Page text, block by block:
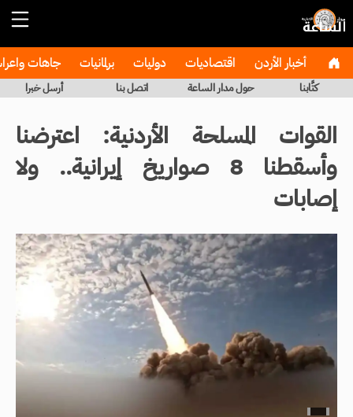
أخبار الأردن اقتصاديات دوليات برلمانيات جاهات
كتَّابنا حول مدار الساعة اتصل بنا أرسل خبرا
القوات المسلحة الأردنية: اعترضنا
وأسقطنا 8 صواريخ إيرانية.. ولا
إصابات